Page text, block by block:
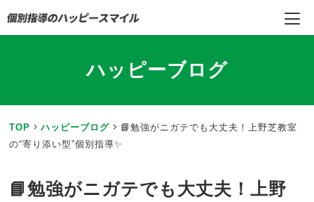
ハッピーブログ
TOP ハッピーブログ
📘勉強がニガテでも大丈夫！上野芝教室
の“寄り添い型”個別指導✨
📘勉強がニガテでも大丈夫！上野